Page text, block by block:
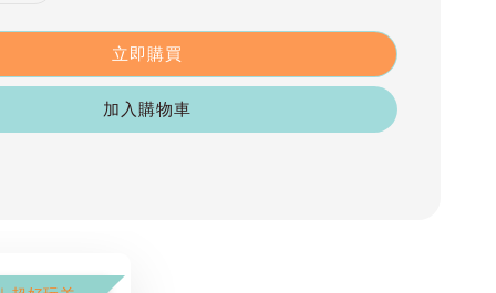
立即購買
加入購物車